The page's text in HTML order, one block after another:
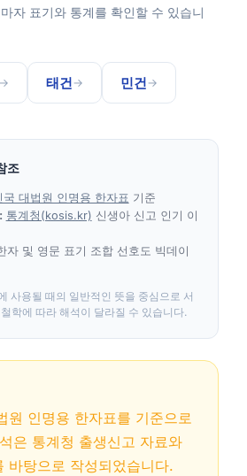
자 표기와 통계를 확인할 수 있습니
→ 태건→ 민건→
조
국 대법원 인명용 한자표 기준
통계청(kosis.kr) 신생아 신고 인기 이
자 및 영문 표기 조합 선호도 빅데이
사용될 때의 일반적인 뜻을 중심으로 서
학에 따라 해석이 달라질 수 있습니다.
원 인명용 한자표를 기준으로
은 통계청 출생신고 자료와
바탕으로 작성되었습니다.